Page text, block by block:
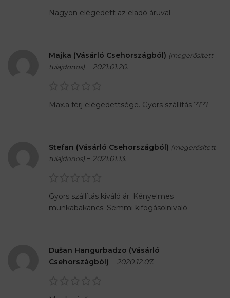
Nagyon elégedett az eladó áruval.
Majka (Vásárló Csehországból) (megerősített
tulajdonos) – 2021.01.20.
Max.a férj elégedettsége. Gyors szállítás ????
Stefan (Vásárló Csehországból) (megerősített
tulajdonos) – 2021.01.13.
Gyors szállítás kiváló ár. Kényelmes
munkabakancs. Semmi kifogásolnivaló.
Dušan Hangurbadzo (Vásárló
Csehországból) – 2020.12.07.